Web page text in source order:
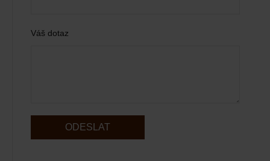
Váš dotaz
ODESLAT